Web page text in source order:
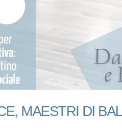
MAESTRI DI